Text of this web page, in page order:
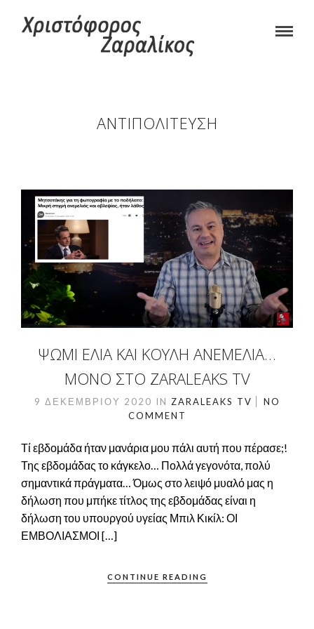
ΑΝΤΙΠΟΛΊΤΕΥΣΗ
ΨΩΜΙ ΕΛΙΑ ΚΑΙ ΚΟΥΛΗ ΑΝΕΜΕΛΙΑ…
ΜΌΝΟ ΣΤΟ ZARALEAKS TV
9 ΔΕΚΕΜΒΡΊΟΥ 2020 IN ZARALEAKS TV
NO
COMMENT
Τί εβδομάδα ήταν μανάρια μου πάλι αυτή που πέρασε;!
Της εβδομάδας το κάγκελο… Πολλά γεγονότα, πολύ
σημαντικά πράγματα… Όμως στο λειψό μυαλό μας η
δήλωση που μπήκε τίτλος της εβδομάδας είναι η
δήλωση του υπουργού υγείας Μπιλ Κικίλ: ΟΙ
ΕΜΒΟΛΙΑΣΜΟΙ […]
CONTINUE READING